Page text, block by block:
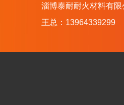
淄博泰耐耐火材料有限
王总：13964339299